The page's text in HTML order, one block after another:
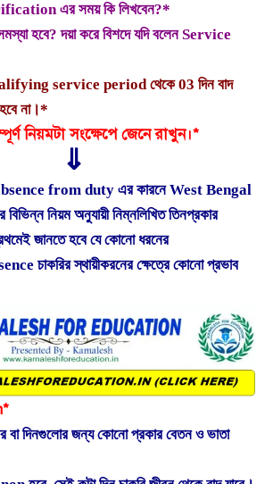
এর সময় কি লিখবেন?*
হবে? দয়া করে বিশদে যদি বলেন Service
service period থেকে 03 দিন বাদ
না।*
নিয়মটা সংক্ষেপে জেনে রাখুন।*
⇓
from duty এর কারনে West Bengal
নিয়ম অনুযায়ী নিম্নলিখিত তিনপ্রকার
জানতে হবে যে কোনো ধরনের
চাকরির স্থায়ীকরনের ক্ষেত্রে কোনো প্রভাব
দিনগুলোর জন্য কোনো প্রকার বেতন ও ভাতা